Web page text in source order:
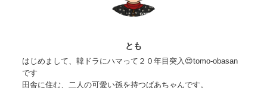
とも
はじめまして、韓ドラにハマって２０年目突入😍tomo-obasan
です
田舎に住む、二人の可愛い孫を持つばあちゃんです。